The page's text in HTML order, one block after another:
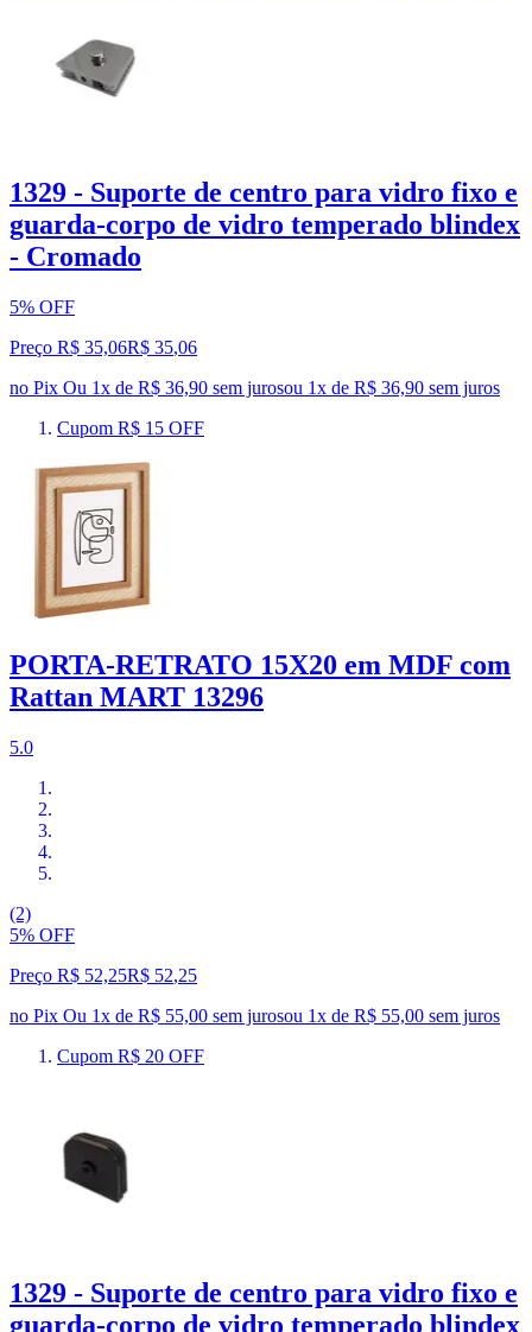
1329 - Suporte de centro para vidro fixo e
guarda-corpo de vidro temperado blindex
- Cromado
5% OFF
Preço R$ 35,06R$ 35,06
no Pix Ou 1x de R$ 36,90 sem jurosou 1x de R$ 36,90 sem juros
Cupom R$ 15 OFF
PORTA-RETRATO 15X20 em MDF com
Rattan MART 13296
5.0
(2)
5% OFF
Preço R$ 52,25R$ 52,25
no Pix Ou 1x de R$ 55,00 sem jurosou 1x de R$ 55,00 sem juros
Cupom R$ 20 OFF
1329 - Suporte de centro para vidro fixo e
guarda-corpo de vidro temperado blindex